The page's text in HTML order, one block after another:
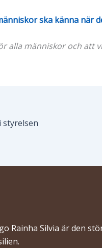
ska känna när
alla människor och att
styrelsen
Rainha Silvia är den